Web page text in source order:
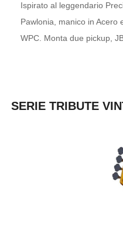
Ispirato al leggendario
Pawlonia, manico in Acero
WPC. Monta due pickup,
SERIE TRIBUTE